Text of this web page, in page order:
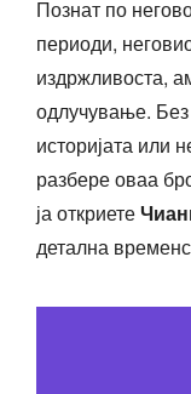
Познат по
периоди,
издржливоста,
одлучување.
историјата или
разбере оваа
ја откриете
детална